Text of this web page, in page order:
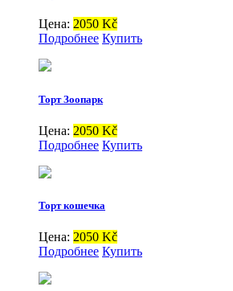
Цена: 2050 Kč
Подробнее Купить
Торт Зоопарк
Цена: 2050 Kč
Подробнее Купить
Торт кошечка
Цена: 2050 Kč
Подробнее Купить